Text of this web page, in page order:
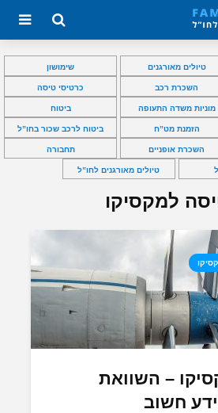
טיולים מאורגנים שימושון
השכרת רכב כרטיסי טיסה
מוניות משדה התעופה ביטוח
הזמנת מט”ח ביטוח לרכב שכור בחו”ל
השכרת אופניים תחבורה
טיולים מאורגנים לחו”ל
למקסיקו
– השוואת
חשוב